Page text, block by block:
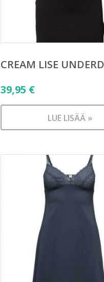
CREAM LISE
39,95 €
LUE LISÄÄ »